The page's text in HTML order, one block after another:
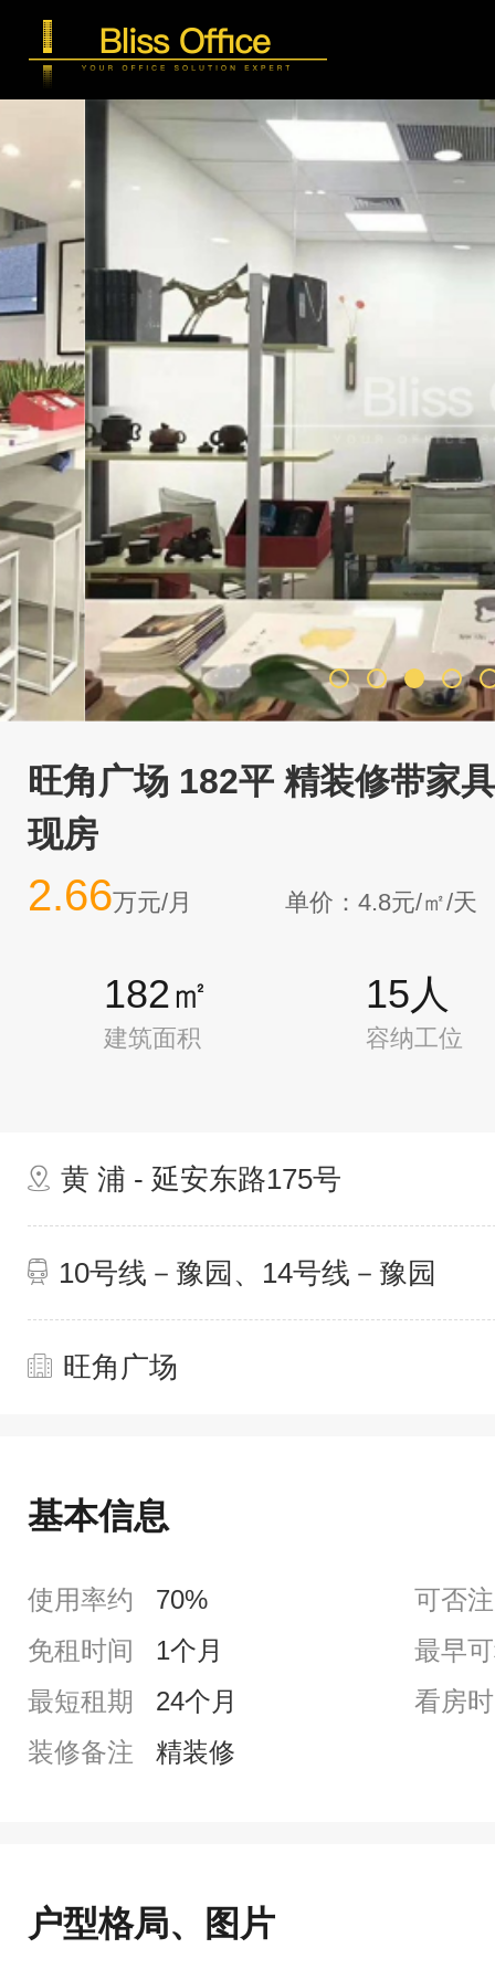
旺角广场 182平 精装修带家
现房
2.66万元/月 单价：4.8元/㎡/天
182㎡
建筑面积
15人
容纳工位
黄 浦 - 延安东路175号
10号线－豫园、14号线－豫园
旺角广场
基本信息
使用率约 70%
可否
免租时间
1个月
最早
最短租期
24个月
看房
装修备注
精装修
户型格局、图片